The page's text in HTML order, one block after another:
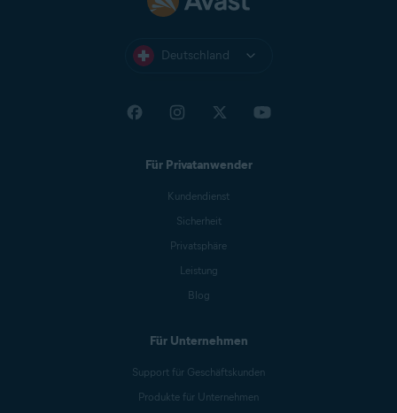
Deutschland
Für Privatanwender
Kundendienst
Sicherheit
Privatsphäre
Leistung
Blog
Für Unternehmen
Support für Geschäftskunden
Produkte für Unternehmen